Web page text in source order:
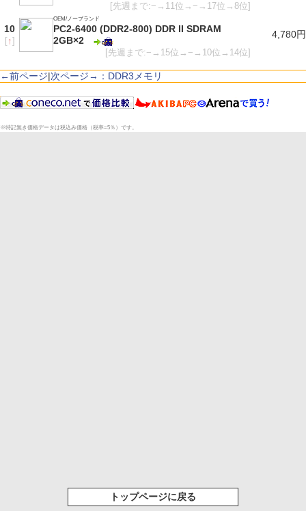
[先週まで:−→11位→−→17位→8位]
10
[↑]
OEM/ノーブランド
PC2-6400 (DDR2-800) DDR II SDRAM
2GB×2
[先週まで:−→15位→−→10位→14位]
4,780円
←前ページ|次ページ→：DDR3メモリ
※特記無き価格データは税込み価格（税率=5％）です。
トップページに戻る